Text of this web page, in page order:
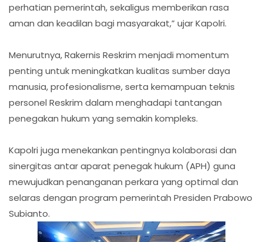
perhatian pemerintah, sekaligus memberikan rasa
aman dan keadilan bagi masyarakat,” ujar Kapolri.
Menurutnya, Rakernis Reskrim menjadi momentum
penting untuk meningkatkan kualitas sumber daya
manusia, profesionalisme, serta kemampuan teknis
personel Reskrim dalam menghadapi tantangan
penegakan hukum yang semakin kompleks.
Kapolri juga menekankan pentingnya kolaborasi dan
sinergitas antar aparat penegak hukum (APH) guna
mewujudkan penanganan perkara yang optimal dan
selaras dengan program pemerintah Presiden Prabowo
Subianto.